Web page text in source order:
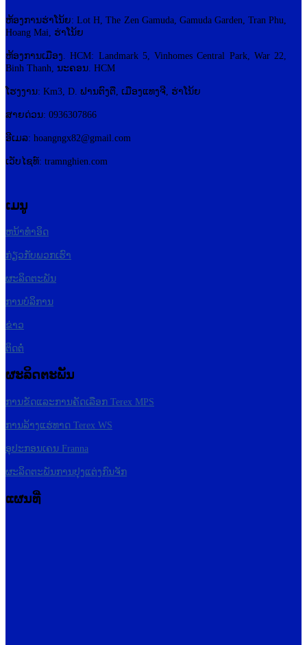
ຫ້ອງການຮ່າໂນ້ຍ: Lot H, The Zen Gamuda, Gamuda Garden, Tran Phu,
Hoang Mai, ຮ່າໂນ້ຍ
ຫ້ອງການເມືອງ. HCM: Landmark 5, Vinhomes Central Park, War 22,
Binh Thanh, ນະຄອນ. HCM
ໂຮງງານ: Km3, D. ຟານ​ຕົງ​ຕື, ເມືອງ​ແທງ​ຈີ, ຮ່າ​ໂນ້ຍ
ສາຍດ່ວນ: 0936307866
ອີເມລ: hoangngx82@gmail.com
ເວັບໄຊທ໌: tramnghien.com
ເມນູ
ຫນ້າທໍາອິດ
ກ່ຽວກັບພວກເຮົາ
ຜະລິດຕະພັນ
ການບໍລິການ
ຂ່າວ
ຕິດຕໍ່
ຜະລິດຕະພັນ
ການ​ຂັດ​ແລະ​ການ​ຄັດ​ເລືອກ Terex MPS​
ການລ້າງແຮ່ທາດ Terex WS
ອຸປະກອນເຄນ Franna
ຜະລິດຕະພັນການປຸງແຕ່ງກົນຈັກ
ແຜນທີ່